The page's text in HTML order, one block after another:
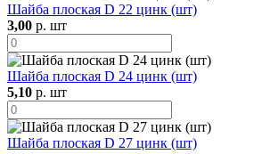
Шайба плоская D 22 цинк (шт)
3,00 р. шт
Шайба плоская D 24 цинк (шт)
5,10 р. шт
Шайба плоская D 27 цинк (шт)